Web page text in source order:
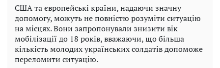
США та європейські країни, надаючи значну
допомогу, можуть не повністю розуміти ситуацію
на місцях. Вони запропонували знизити вік
мобілізації до 18 років, вважаючи, що більша
кількість молодих українських солдатів допоможе
переломити ситуацію.